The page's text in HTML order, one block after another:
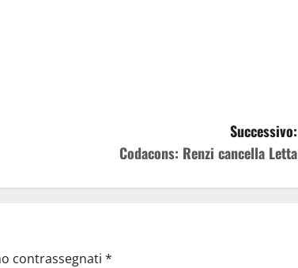
Successivo:
Codacons: Renzi cancella Letta
contrassegnati *